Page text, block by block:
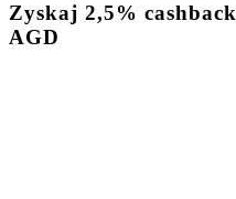
Zyskaj 2,5% cashback
AGD